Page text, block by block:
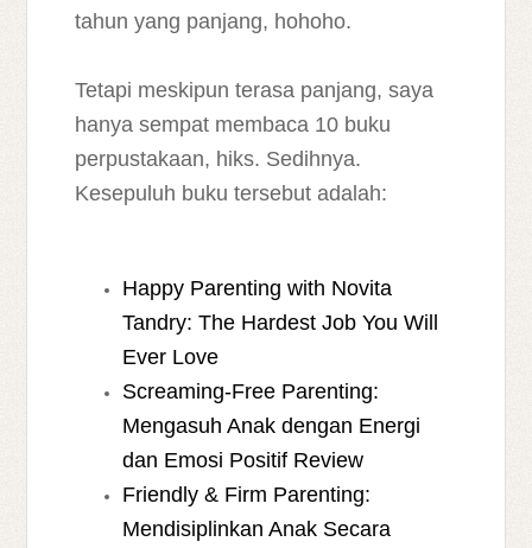
tahun yang panjang, hohoho.
Tetapi meskipun terasa panjang, saya
hanya sempat membaca 10 buku
perpustakaan, hiks. Sedihnya.
Kesepuluh buku tersebut adalah:
Happy Parenting with Novita
Tandry: The Hardest Job You Will
Ever Love
Screaming-Free Parenting:
Mengasuh Anak dengan Energi
dan Emosi Positif Review
Friendly & Firm Parenting:
Mendisiplinkan Anak Secara